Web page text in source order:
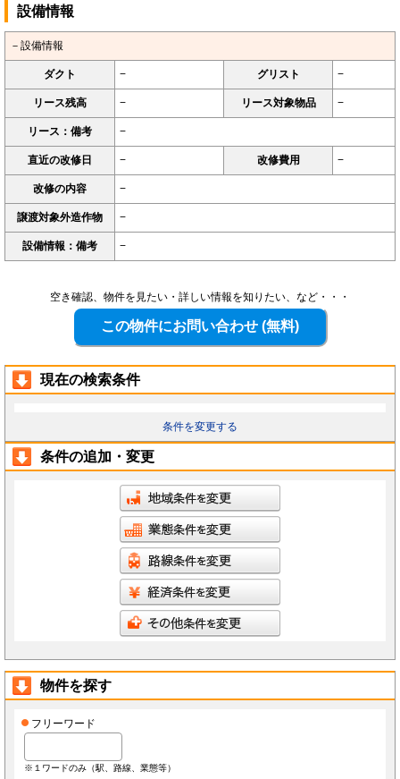
設備情報
－設備情報
ダクト − グリスト −
リース残高 − リース対象物品 −
リース：備考 −
直近の改修日 − 改修費用 −
改修の内容 −
譲渡対象外造作物 −
設備情報：備考 −
空き確認、物件を見たい・詳しい情報を知りたい、など・・・
現在の検索条件
条件を変更する
条件の追加・変更
物件を探す
フリーワード
※１ワードのみ（駅、路線、業態等）